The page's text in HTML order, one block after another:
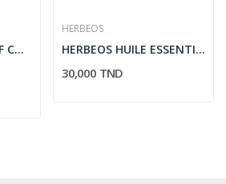
LAINO LAIT NUTRITIF CONFORT KARITE 400ML
HERBEOS
HERBEOS HUILE ESSENTIELLE YLANG YLANG 5ML
30,000 TND